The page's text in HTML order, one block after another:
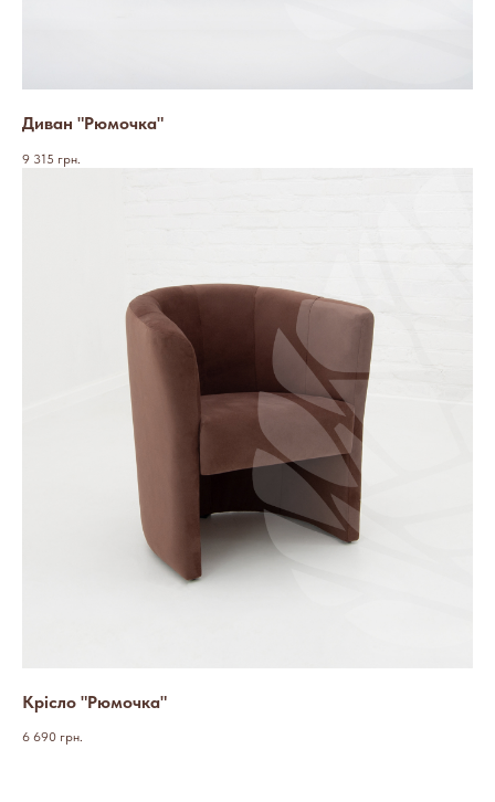
Диван "Рюмочка"
9 315 грн.
Крісло "Рюмочка"
6 690 грн.